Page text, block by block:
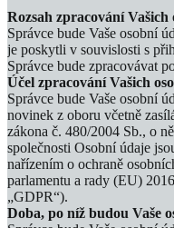
Rozsah zpracování Vašich
Správce bude Vaše osobní
je poskytli v souvislosti s
Správce bude zpracovávat
Účel zpracování Vašich
Správce bude Vaše osobní
novinek z oboru včetně
zákona č. 480/2004 Sb., o
společnosti Osobní údaje
nařízením o ochraně
parlamentu a rady (EU)
„GDPR“).
Doba, po níž budou Vaše